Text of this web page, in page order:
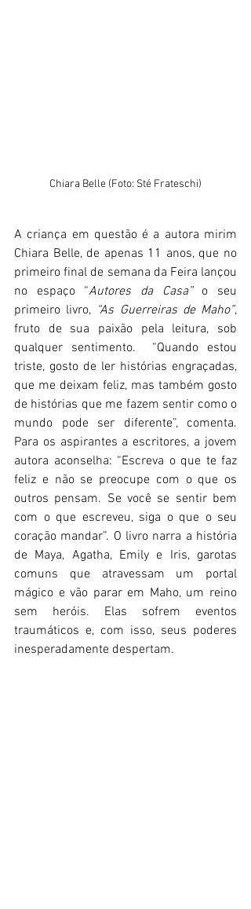
Chiara Belle (Foto: Sté Frateschi)
A criança em questão é a autora mirim
Chiara Belle, de apenas 11 anos, que no
primeiro final de semana da Feira lançou
no espaço “Autores da Casa” o seu
primeiro livro, “As Guerreiras de Maho”,
fruto de sua paixão pela leitura, sob
qualquer sentimento.  “Quando estou
triste, gosto de ler histórias engraçadas,
que me deixam feliz, mas também gosto
de histórias que me fazem sentir como o
mundo pode ser diferente”, comenta.
Para os aspirantes a escritores, a jovem
autora aconselha: “Escreva o que te faz
feliz e não se preocupe com o que os
outros pensam. Se você se sentir bem
com o que escreveu, siga o que o seu
coração mandar”. O livro narra a história
de Maya, Agatha, Emily e Iris, garotas
comuns que atravessam um portal
mágico e vão parar em Maho, um reino
sem heróis. Elas sofrem eventos
traumáticos e, com isso, seus poderes
inesperadamente despertam.